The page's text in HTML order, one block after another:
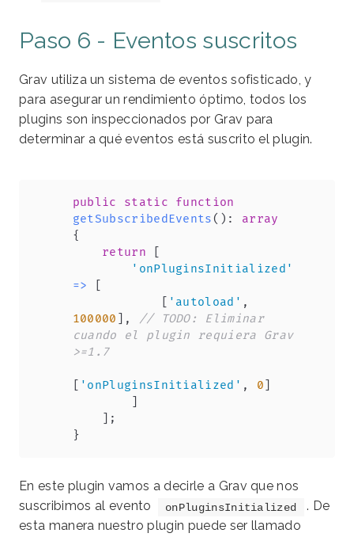
Paso 6 - Eventos suscritos
Grav utiliza un sistema de eventos sofisticado, y
para asegurar un rendimiento óptimo, todos los
plugins son inspeccionados por Grav para
determinar a qué eventos está suscrito el plugin.
public static
function
getSubscribedEvents( ) :
array
{
return
'onPluginsInitialized'
=>
'autoload' ,
100000
,
// TODO: Eliminar
cuando el plugin requiera Grav
>=1.7
'onPluginsInitialized' , 0
;
}
En este plugin vamos a decirle a Grav que nos
suscribimos al evento
onPluginsInitialized
. De
esta manera nuestro plugin puede ser llamado